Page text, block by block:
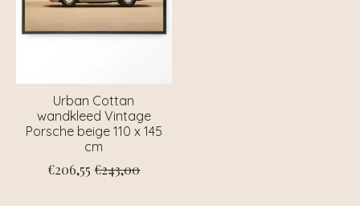
Urban Cottan
wandkleed Vintage
Porsche beige 110 x 145
cm
€206,55 €243,00